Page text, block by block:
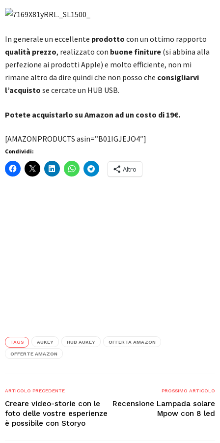
In generale un eccellente prodotto con un ottimo rapporto
qualità prezzo, realizzato con buone finiture (si abbina alla
perfezione ai prodotti Apple) e molto efficiente, non mi
rimane altro da dire quindi che non posso che consigliarvi
l’acquisto se cercate un HUB USB.
Potete acquistarlo su Amazon ad un costo di 19€.
[AMAZONPRODUCTS asin=”B01IGJEJO4″]
Condividi:
Altro
TAGS AUKEY HUB AUKEY OFFERTA AMAZON
OFFERTE AMAZON
ARTICOLO PRECEDENTE
Creare video-storie con le
foto delle vostre esperienze
è possibile con Storyo
PROSSIMO ARTICOLO
Recensione Lampada solare
Mpow con 8 led